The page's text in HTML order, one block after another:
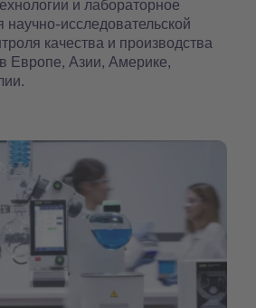
и лабораторное
научно-исследовательской
качества и производства
Европе, Азии, Америке,